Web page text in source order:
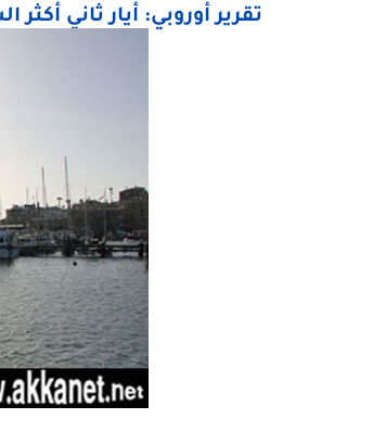
تقرير أوروبي: أيار ثاني أكثر